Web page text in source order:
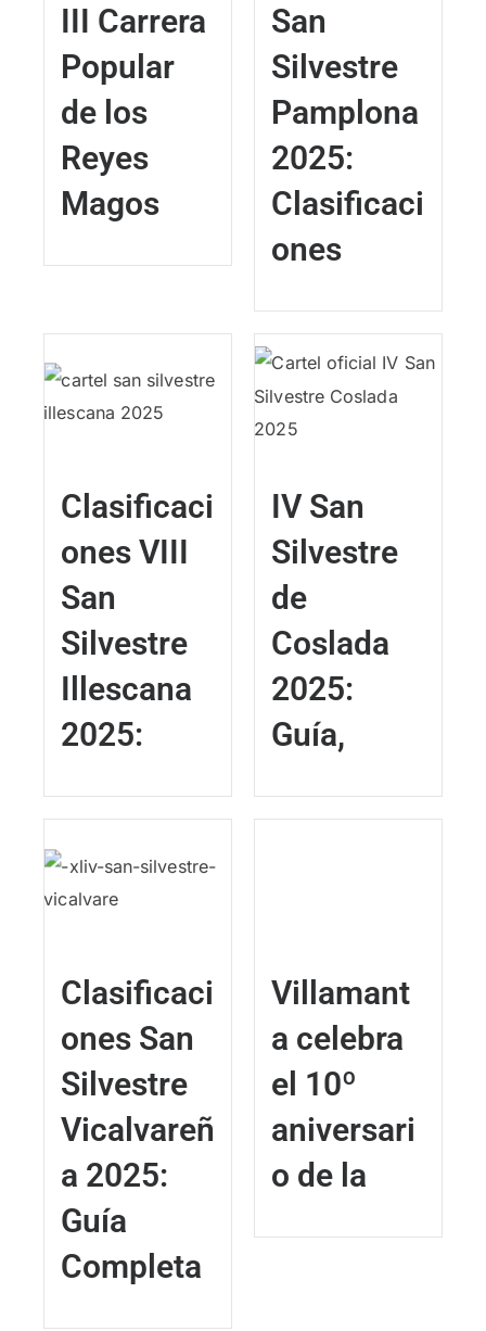
III Carrera
Popular
de los
Reyes
Magos
San
Silvestre
Pamplona
2025:
Clasificaci
ones
Clasificaci
ones VIII
San
Silvestre
Illescana
2025:
IV San
Silvestre
de
Coslada
2025:
Guía,
Clasificaci
ones San
Silvestre
Vicalvareñ
a 2025:
Guía
Completa
Villamant
a celebra
el 10º
aniversari
o de la